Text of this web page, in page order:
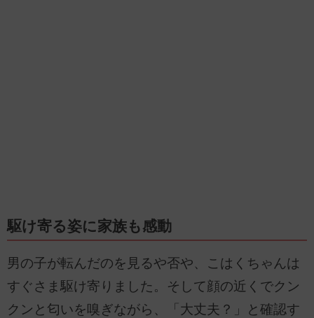
駆け寄る姿に家族も感動
男の子が転んだのを見るや否や、こはくちゃんは
すぐさま駆け寄りました。そして顔の近くでクン
クンと匂いを嗅ぎながら、「大丈夫？」と確認す